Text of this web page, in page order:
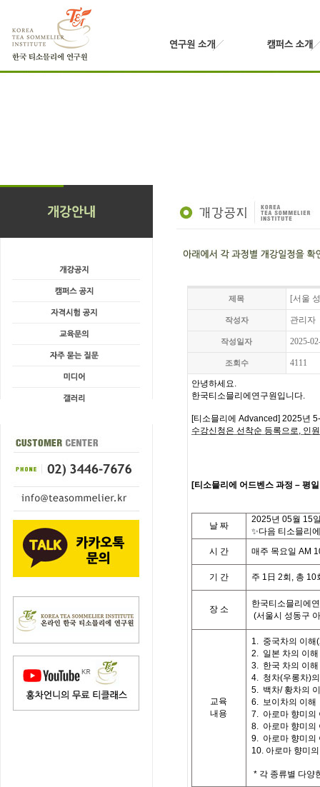
제목 [서울
작성자 관리자
작성일자 2025-
조회수 4111
안녕하세요.
한국티소믈리에연구원입니다.
[티소믈리에 Advanced] 2025년
수강신청은 선착순 등록으로, 인
[티 소믈리에 어드벤스 과정 – 평
날 짜
2025년 05월 15
✨다음 티소믈리
시
간 매주 목요일 AM
기 간 주 1 日 2회 , 총 10
장 소
한국티소믈리에
(서울시 성동구
교육
내용
1. 중국차의 이해
2. 일본 차의 이해
3. 한국 차의 이해
4. 청차(우롱차)
5. 백차/ 황차의
6. 보이차의 이해
7. 아로마 향미의
8. 아로마 향미의
9. 아로마 향미의
10. 아로마 향미
* 각 종류별 다양